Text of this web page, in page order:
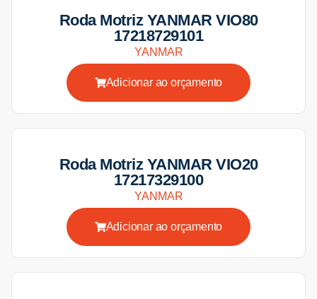
Roda Motriz YANMAR VIO80
17218729101
YANMAR
Adicionar ao orçamento
Roda Motriz YANMAR VIO20
17217329100
YANMAR
Adicionar ao orçamento